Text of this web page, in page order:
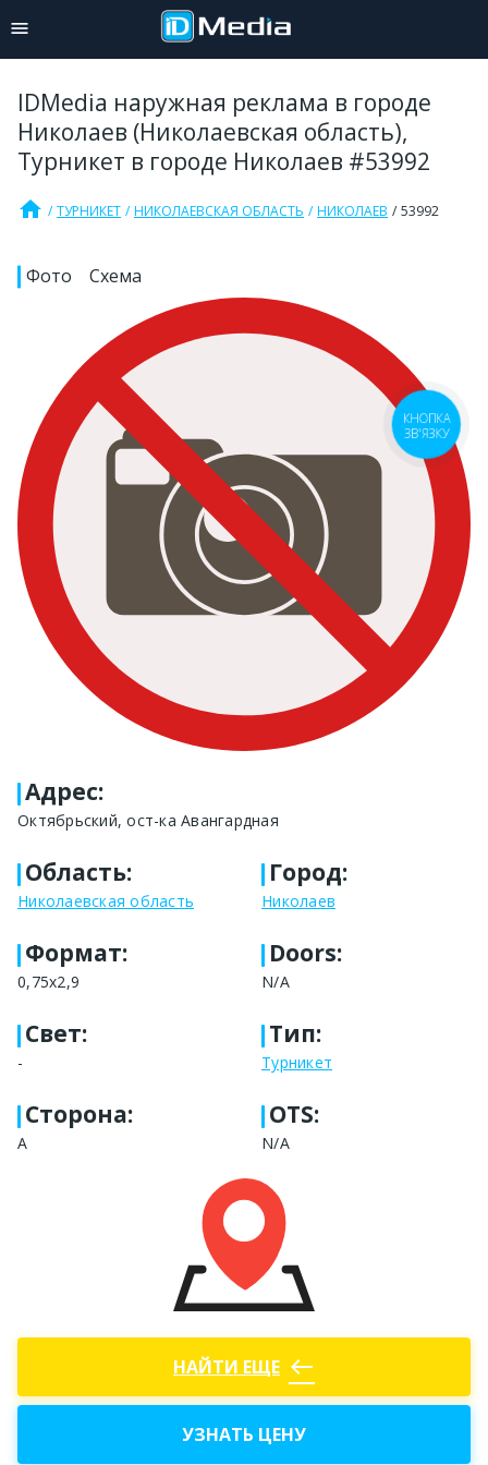
IDMedia наружная реклама в городе
Николаев (Николаевская область),
Турникет в городе Николаев #53992
home ТУРНИКЕТ НИКОЛАЕВСКАЯ ОБЛАСТЬ НИКОЛАЕВ 53992
Фото Схема
Адрес:
Октябрьский, ост-ка Авангардная
Область:
Николаевская область
Город:
Николаев
Формат:
0,75x2,9
Doors:
N/A
Свет:
-
Тип:
Турникет
Сторона:
A
OTS:
N/A
НАЙТИ ЕЩЕ west
УЗНАТЬ ЦЕНУ
КНОПКА
ЗВ'ЯЗКУ